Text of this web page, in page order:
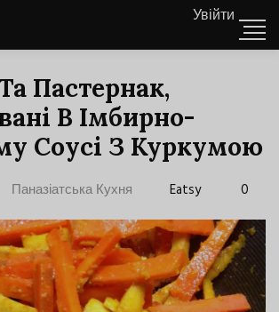
Увійти
Пастернак,
В Імбирно-
Соусі З Куркумою
Паназіатська Кухня Eatsy 0